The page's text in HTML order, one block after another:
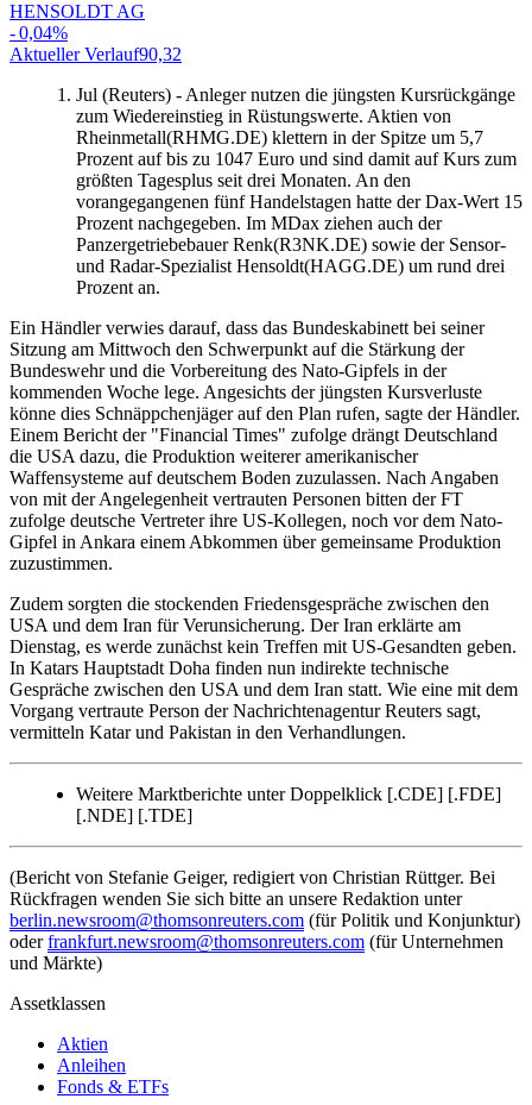
HENSOLDT AG
-0,04%
Aktueller Verlauf90,32
Jul (Reuters) - Anleger nutzen die jüngsten Kursrückgänge
zum Wiedereinstieg in Rüstungswerte. Aktien von
Rheinmetall(RHMG.DE) klettern in der Spitze um 5,7
Prozent auf bis zu 1047 Euro und sind damit auf Kurs zum
größten Tagesplus seit drei Monaten. An den
vorangegangenen fünf Handelstagen hatte der Dax-Wert 15
Prozent nachgegeben. Im MDax ziehen auch der
Panzergetriebebauer Renk(R3NK.DE) sowie der Sensor-
und Radar-Spezialist Hensoldt(HAGG.DE) um rund drei
Prozent an.
Ein Händler verwies darauf, dass das Bundeskabinett bei seiner
Sitzung am Mittwoch den Schwerpunkt auf die Stärkung der
Bundeswehr und die Vorbereitung des Nato-Gipfels in der
kommenden Woche lege. Angesichts der jüngsten Kursverluste
könne dies Schnäppchenjäger auf den Plan rufen, sagte der Händler.
Einem Bericht der "Financial Times" zufolge drängt Deutschland
die USA dazu, die Produktion weiterer amerikanischer
Waffensysteme auf deutschem Boden zuzulassen. Nach Angaben
von mit der Angelegenheit vertrauten Personen bitten der FT
zufolge deutsche Vertreter ihre US-Kollegen, noch vor dem Nato-
Gipfel in Ankara einem Abkommen über gemeinsame Produktion
zuzustimmen.
Zudem sorgten die stockenden Friedensgespräche zwischen den
USA und dem Iran für Verunsicherung. Der Iran erklärte am
Dienstag, es werde zunächst kein Treffen mit US-Gesandten geben.
In Katars Hauptstadt Doha finden nun indirekte technische
Gespräche zwischen den USA und dem Iran statt. Wie eine mit dem
Vorgang vertraute Person der Nachrichtenagentur Reuters sagt,
vermitteln Katar und Pakistan in den Verhandlungen.
Weitere Marktberichte unter Doppelklick [.CDE] [.FDE]
[.NDE] [.TDE]
(Bericht von Stefanie Geiger, redigiert von Christian Rüttger. Bei
Rückfragen wenden Sie sich bitte an unsere Redaktion unter
berlin.newsroom@thomsonreuters.com (für Politik und Konjunktur)
oderfrankfurt.newsroom@thomsonreuters.com (für Unternehmen
und Märkte)
Assetklassen
Aktien
Anleihen
Fonds & ETFs